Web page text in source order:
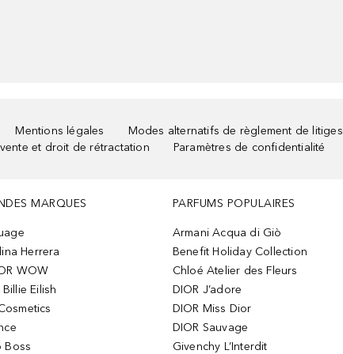
Mentions légales
Modes alternatifs de règlement de litiges
et droit de rétractation
Paramètres de confidentialité
MARQUES
Herrera
WOW
Eilish
Boss
PARFUMS POPULAIRES
Armani Acqua di Giò
Benefit Holiday Collection
Chloé Atelier des Fleurs
DIOR J’adore
DIOR Miss Dior
DIOR Sauvage
Givenchy L’Interdit